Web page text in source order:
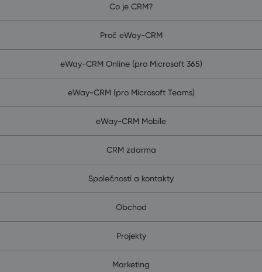
Co je CRM?
Proč eWay-CRM
eWay-CRM Online (pro Microsoft 365)
eWay-CRM (pro Microsoft Teams)
eWay-CRM Mobile
CRM zdarma
Společnosti a kontakty
Obchod
Projekty
Marketing